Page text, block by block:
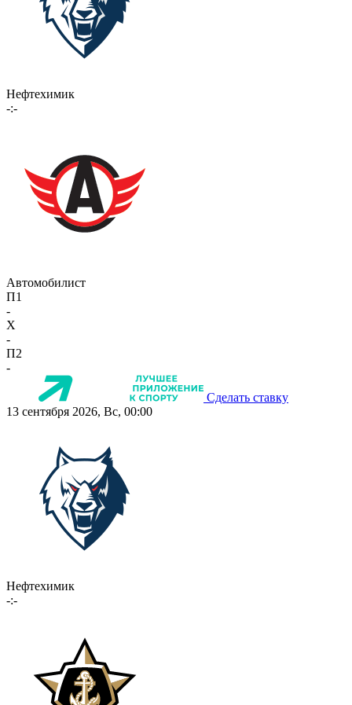
Нефтехимик
-:-
Автомобилист
П1
-
X
-
П2
-
Сделать ставку
13 сентября 2026, Вс, 00:00
Нефтехимик
-:-